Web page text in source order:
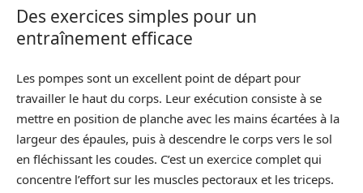
Des exercices simples pour un
entraînement efficace
Les pompes sont un excellent point de départ pour
travailler le haut du corps. Leur exécution consiste à se
mettre en position de planche avec les mains écartées à la
largeur des épaules, puis à descendre le corps vers le sol
en fléchissant les coudes. C’est un exercice complet qui
concentre l’effort sur les muscles pectoraux et les triceps.